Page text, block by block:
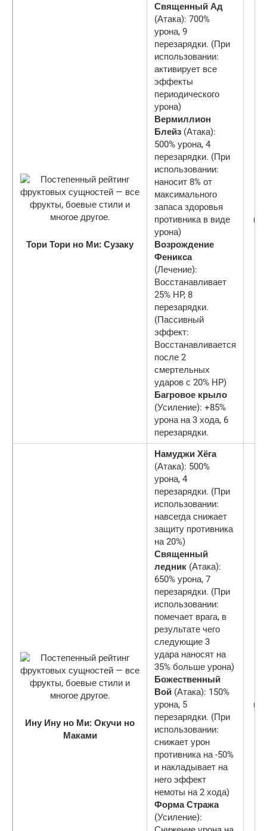
Тори Тори но Ми: Сузаку
Священный Ад
(Атака): 700%
урона, 9
перезарядки. (При
использовании:
активирует все
эффекты
периодического
урона)
Вермиллион
Блейз (Атака):
500% урона, 4
перезарядки. (При
использовании:
наносит 8% от
максимального
запаса здоровья
противника в виде
урона)
Возрождение
Феникса
(Лечение):
Восстанавливает
25% HP, 8
перезарядки.
(Пассивный
эффект:
Восстанавливается
после 2
смертельных
ударов с 20% HP)
Багровое крыло
(Усиление): +85%
урона на 3 хода, 6
перезарядки.
Ину Ину но Ми: Окучи но
Маками
Намуджи Хёга
(Атака): 500%
урона, 4
перезарядки. (При
использовании:
навсегда снижает
защиту противника
на 20%)
Священный
ледник (Атака):
650% урона, 7
перезарядки. (При
использовании:
помечает врага, в
результате чего
следующие 3
удара наносят на
35% больше урона)
Божественный
Вой (Атака): 150%
урона, 5
перезарядки. (При
использовании:
снижает урон
противника на -50%
и накладывает на
него эффект
немоты на 2 хода)
Форма Стража
(Усиление):